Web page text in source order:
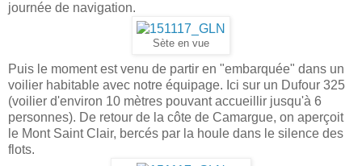
journée de navigation.
Sète en vue
Puis le moment est venu de partir en "embarquée" dans un
voilier habitable avec notre équipage. Ici sur un Dufour 325
(voilier d'environ 10 mètres pouvant accueillir jusqu'à 6
personnes). De retour de la côte de Camargue, on aperçoit
le Mont Saint Clair, bercés par la houle dans le silence des
flots.